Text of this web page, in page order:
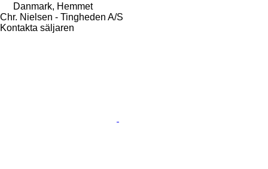
Danmark, Hemmet
Chr. Nielsen - Tingheden A/S
Kontakta säljaren